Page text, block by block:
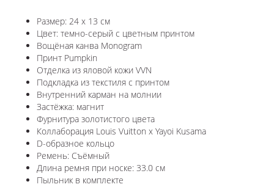
Размер: 24 х 13 см
Цвет: темно-серый с цветным принтом
Вощёная канва Monogram
Принт Pumpkin
Отделка из яловой кожи VVN
Подкладка из текстиля с принтом
Внутренний карман на молнии
Застёжка: магнит
Фурнитура золотистого цвета
Коллаборация Louis Vuitton x Yayoi Kusama
D-образное кольцо
Ремень: Съёмный
Длина ремня при носке: 33.0 см
Пыльник в комплекте